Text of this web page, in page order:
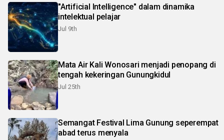
"Artificial Intelligence" dalam dinamika
intelektual pelajar
Jul 9th
Mata Air Kali Wonosari menjadi penopang di
tengah kekeringan Gunungkidul
Jul 25th
Semangat Festival Lima Gunung seperempat
abad terus menyala